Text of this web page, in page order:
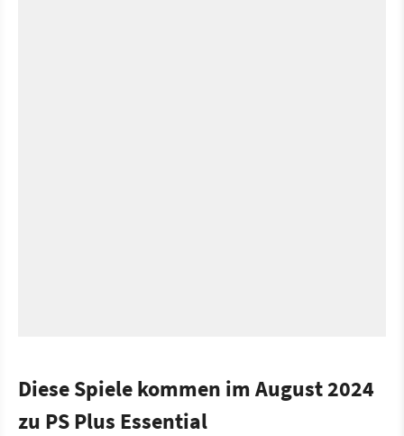
Diese Spiele kommen im August 2024
zu PS Plus Essential